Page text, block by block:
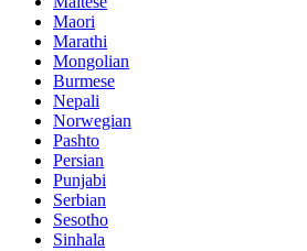
Maori
Marathi
Mongolian
Burmese
Nepali
Norwegian
Pashto
Persian
Punjabi
Serbian
Sesotho
Sinhala